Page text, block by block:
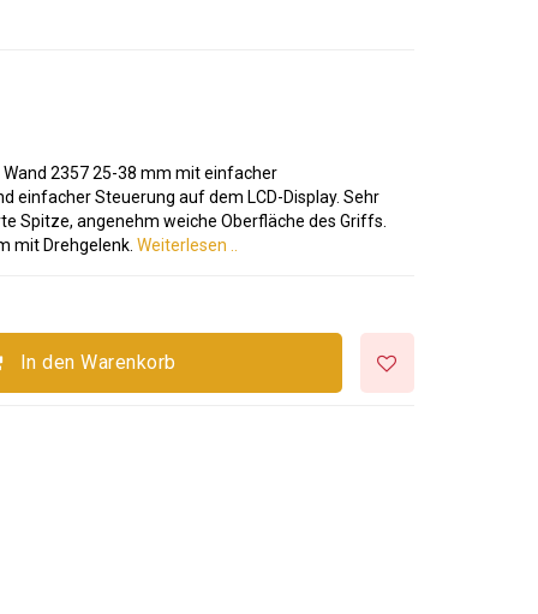
2357 25-38 mm mit einfacher
einfacher Steuerung auf dem LCD-Display. Sehr
Spitze, angenehm weiche Oberfläche des Griffs.
mit Drehgelenk.Weiterlesen ..
In den Warenkorb